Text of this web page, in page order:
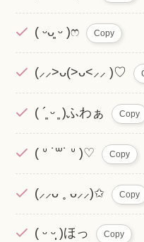
( ᵕᴗ͈ ᵕ )ෆ Copy
(⸝⸝>ᴗ(>ᴗ<⸝⸝ )♡
( ´͈ ᵕ ͈ )ふわぁ Copy
( ᐡ ˙꒳˙ ᐡ )♡ Copy
(⸝⸝ᴗ ˳ ᴗ⸝⸝)✩ Copy
( ᵕ ᵕ̩̩ )ほっ Copy